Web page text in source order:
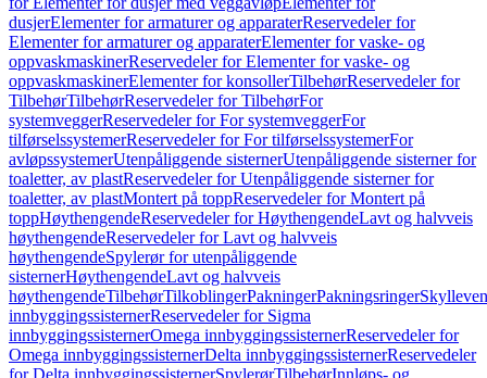
dusjerElementer for armaturer og apparaterReservedeler for
Elementer for armaturer og apparaterElementer for vaske- og
oppvaskmaskinerReservedeler for Elementer for vaske- og
oppvaskmaskinerElementer for konsollerTilbehørReservedeler for
TilbehørTilbehørReservedeler for TilbehørFor
systemveggerReservedeler for For systemveggerFor
tilførselssystemerReservedeler for For tilførselssystemerFor
avløpssystemerUtenpåliggende sisternerUtenpåliggende sisterner for
toaletter, av plastReservedeler for Utenpåliggende sisterner for
toaletter, av plastMontert på toppReservedeler for Montert på
toppHøythengendeReservedeler for HøythengendeLavt og halvveis
høythengendeReservedeler for Lavt og halvveis
høythengendeSpylerør for utenpåliggende
sisternerHøythengendeLavt og halvveis
høythengendeTilbehørTilkoblingerPakningerPakningsringer
innbyggingssisternerReservedeler for Sigma
innbyggingssisternerOmega innbyggingssisternerReservedeler for
Omega innbyggingssisternerDelta innbyggingssisternerReservedeler
for Delta innbyggingssisternerSpylerørTilbehørInnløps- og